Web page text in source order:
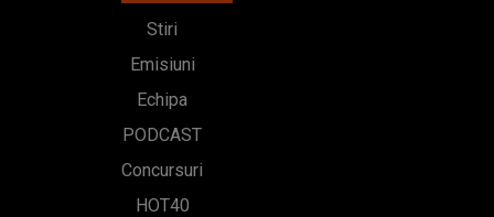
Stiri
Emisiuni
Echipa
PODCAST
Concursuri
HOT40